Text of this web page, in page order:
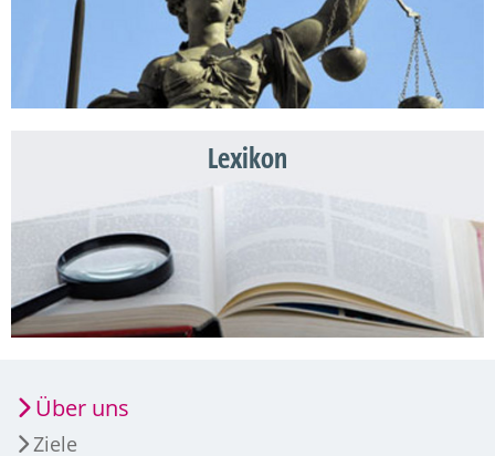
Lexikon
Über uns
Ziele